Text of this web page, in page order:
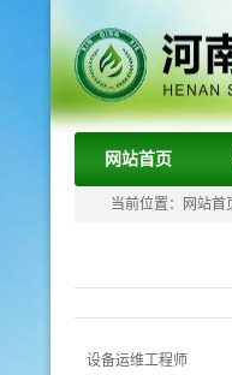
网站首页
当前位置： 网站首
设备运维工程师